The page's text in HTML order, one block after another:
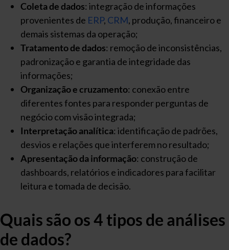
Coleta de dados: integração de informações
provenientes de ERP, CRM, produção, financeiro e
demais sistemas da operação;
Tratamento de dados: remoção de inconsistências,
padronização e garantia de integridade das
informações;
Organização e cruzamento: conexão entre
diferentes fontes para responder perguntas de
negócio com visão integrada;
Interpretação analítica: identificação de padrões,
desvios e relações que interferem no resultado;
Apresentação da informação: construção de
dashboards, relatórios e indicadores para facilitar
leitura e tomada de decisão.
Quais são os 4 tipos de análises
de dados?